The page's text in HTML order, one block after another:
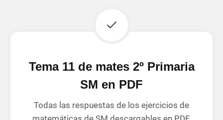
Tema 11 de mates 2º Primaria
SM en PDF
Todas las respuestas de los ejercicios de